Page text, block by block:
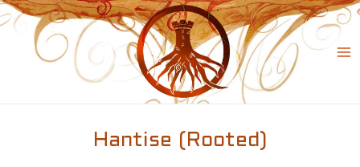
Skip
to
content
Hantise (Rooted)